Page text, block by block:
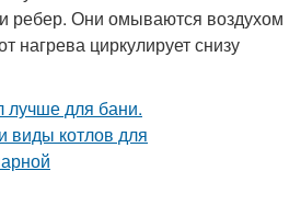
ребер. Они омываются воздухом
нагрева циркулирует снизу